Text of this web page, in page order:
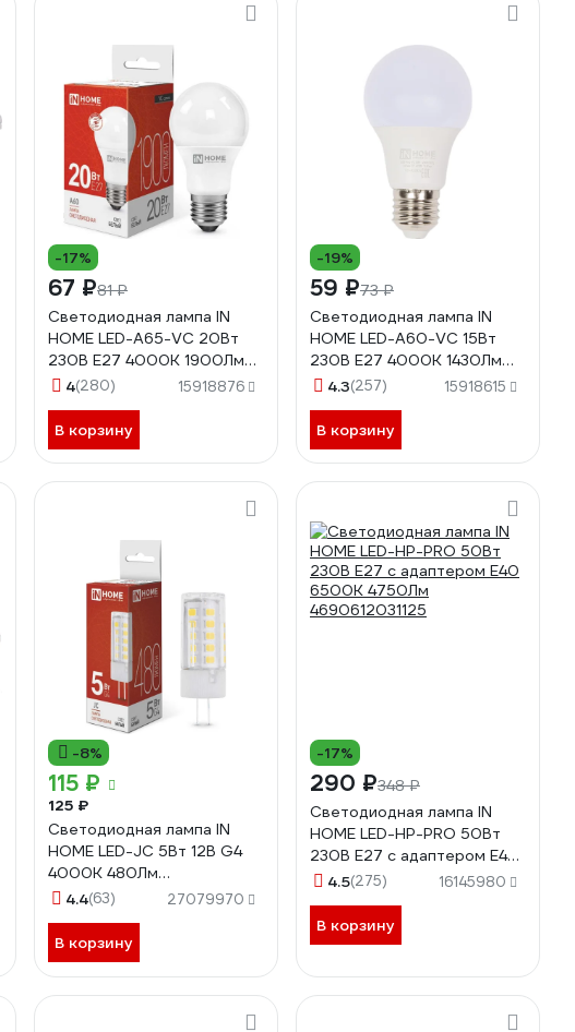
-17%
67 ₽81 ₽
Светодиодная лампа IN
HOME LED-A65-VC 20Вт
230В Е27 4000К 1900Лм
4690612020303
4(280) 15918876
В корзину
-19%
59 ₽73 ₽
Светодиодная лампа IN
HOME LED-A60-VC 15Вт
230В Е27 4000К 1430Лм
4690612020273
4.3(257) 15918615
В корзину
-8%
115 ₽
125 ₽
Светодиодная лампа IN
HOME LED-JC 5Вт 12В G4
4000К 480Лм
4690612036083
4.4(63) 27079970
В корзину
-17%
290 ₽348 ₽
Светодиодная лампа IN
HOME LED-HP-PRO 50Вт
230В Е27 с адаптером E40
6500К 4750Лм
4.5(275) 16145980
В корзину